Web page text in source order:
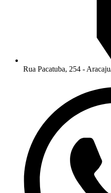
Rua Pacatuba, 254 -